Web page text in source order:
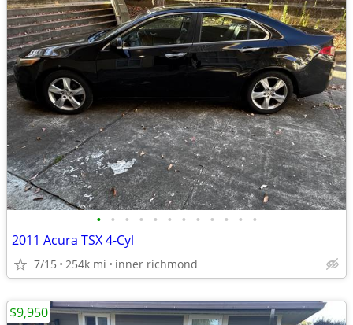
• • • • • • • • • • • •
2011 Acura TSX 4-Cyl
7/15 254k mi inner richmond
$9,950